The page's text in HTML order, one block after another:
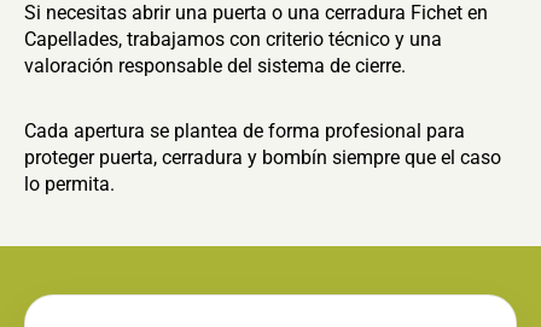
Si necesitas abrir una puerta o una cerradura Fichet en
Capellades, trabajamos con criterio técnico y una
valoración responsable del sistema de cierre.
Cada apertura se plantea de forma profesional para
proteger puerta, cerradura y bombín siempre que el caso
lo permita.